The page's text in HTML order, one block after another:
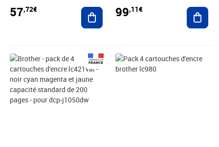
57,72€ Ajouter au panier
99,11€
Prix 45,17€ Prix 58,50€